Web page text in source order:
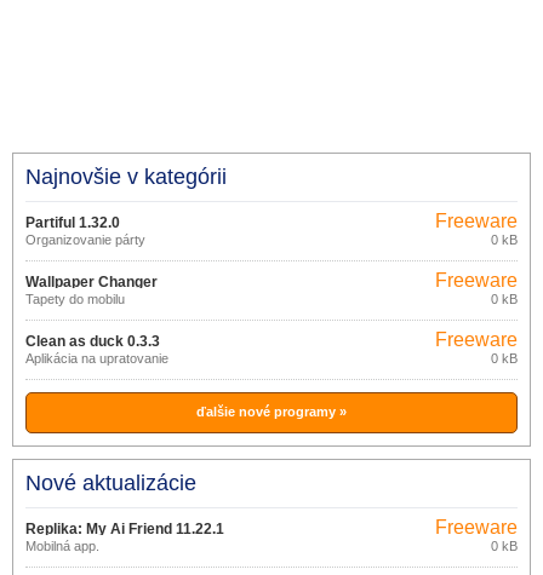
Najnovšie v kategórii
Partiful 1.32.0
Organizovanie párty
Freeware
0 kB
Wallpaper Changer
Tapety do mobilu
Freeware
0 kB
Clean as duck 0.3.3
Aplikácia na upratovanie
Freeware
0 kB
ďalšie nové programy »
Nové aktualizácie
Replika: My Ai Friend 11.22.1
Mobilná app.
Freeware
0 kB